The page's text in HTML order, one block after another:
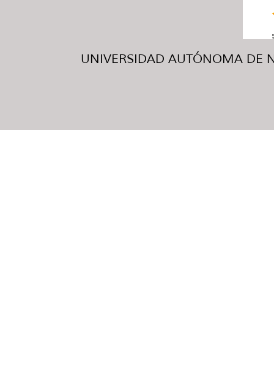
UNIVERSIDAD AUTÓNOMA DE